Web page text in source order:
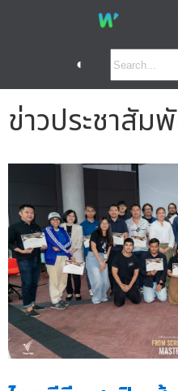
◐
ข่าวประชาสัม